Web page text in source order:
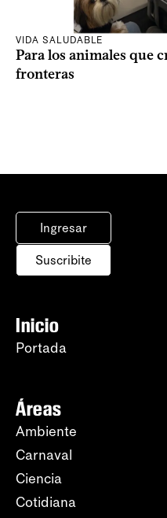
VIDA SALUDABLE
Para los animales que
fronteras
Ingresar
Suscribite
Inicio
Portada
Áreas
Ambiente
Carnaval
Ciencia
Cotidiana